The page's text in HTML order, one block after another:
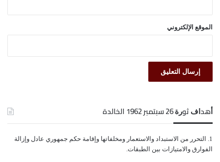
الموقع الإلكتروني
ﺃﻫﺪﺍﻑ ﺛﻮﺭﺓ 26 ﺳﺒﺘﻤﺒﺮ 1962 الخالدة
ﺍﻟﺘﺤﺮﺭ ﻣﻦ ﺍﻻﺳﺘﺒﺪﺍﺩ ﻭﺍﻻﺳﺘﻌﻤﺎﺭ ﻭﻣﺨﻠﻔﺎﺗﻬﺎ ﻭﺇﻗﺎﻣﺔ ﺣﻜﻢ ﺟﻤﻬﻮﺭﻱ ﻋﺎﺩﻝ ﻭﺇﺯﺍﻟﺔ
ﺍﻟﻔﻮﺍﺭﻕ ﻭﺍﻻﻣﺘﻴﺎﺯﺍﺕ ﺑﻴﻦ ﺍﻟﻄﺒﻘﺎﺕ.